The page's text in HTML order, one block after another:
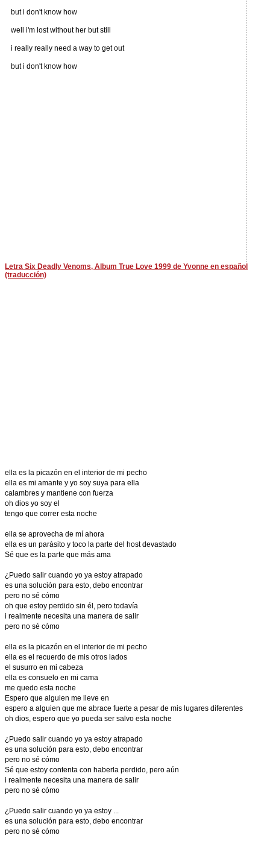
but i don't know how
well i'm lost without her but still
i really really need a way to get out
but i don't know how
Letra Six Deadly Venoms, Album True Love 1999 de Yvonne en español
(traducción)
ella es la picazón en el interior de mi pecho
ella es mi amante y yo soy suya para ella
calambres y mantiene con fuerza
oh dios yo soy el
tengo que correr esta noche
ella se aprovecha de mí ahora
ella es un parásito y toco la parte del host devastado
Sé que es la parte que más ama
¿Puedo salir cuando yo ya estoy atrapado
es una solución para esto, debo encontrar
pero no sé cómo
oh que estoy perdido sin él, pero todavía
i realmente necesita una manera de salir
pero no sé cómo
ella es la picazón en el interior de mi pecho
ella es el recuerdo de mis otros lados
el susurro en mi cabeza
ella es consuelo en mi cama
me quedo esta noche
Espero que alguien me lleve en
espero a alguien que me abrace fuerte a pesar de mis lugares diferentes
oh dios, espero que yo pueda ser salvo esta noche
¿Puedo salir cuando yo ya estoy atrapado
es una solución para esto, debo encontrar
pero no sé cómo
Sé que estoy contenta con haberla perdido, pero aún
i realmente necesita una manera de salir
pero no sé cómo
¿Puedo salir cuando yo ya estoy ...
es una solución para esto, debo encontrar
pero no sé cómo